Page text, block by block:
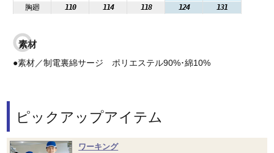
胸廻
110 114 118 124 131
素材
●素材／制電裏綿サージ ポリエステル90%･綿10%
ピックアップアイテム
ワーキング